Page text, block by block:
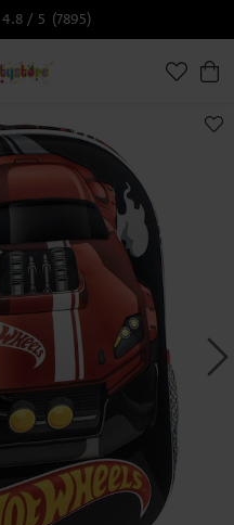
4.8 / 5 (7895)